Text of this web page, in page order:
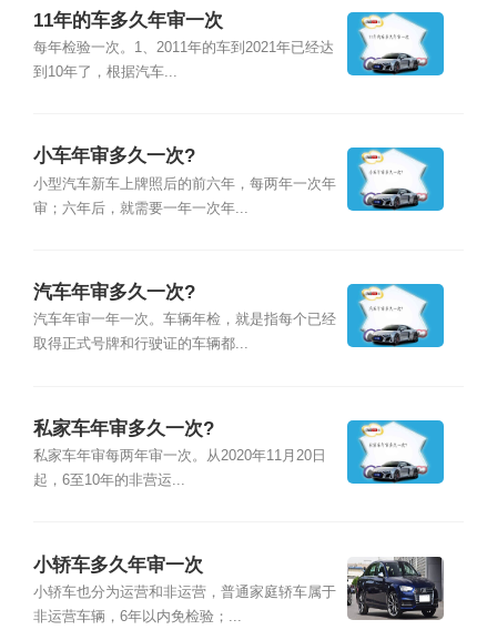
11年的车多久年审一次
每年检验一次。1、2011年的车到2021年已经达
到10年了，根据汽车...
小车年审多久一次?
小型汽车新车上牌照后的前六年，每两年一次年
审；六年后，就需要一年一次年...
汽车年审多久一次?
汽车年审一年一次。车辆年检，就是指每个已经
取得正式号牌和行驶证的车辆都...
私家车年审多久一次?
私家车年审每两年审一次。从2020年11月20日
起，6至10年的非营运...
小轿车多久年审一次
小轿车也分为运营和非运营，普通家庭轿车属于
非运营车辆，6年以内免检验；...